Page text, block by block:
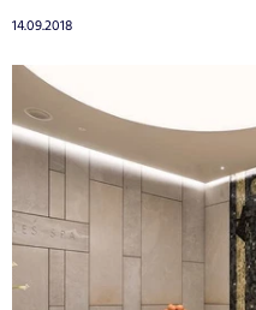
14.09.2018